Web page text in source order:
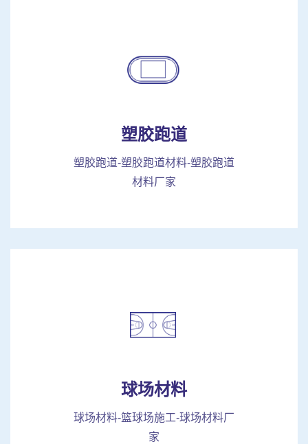
塑胶跑道
塑胶跑道-塑胶跑道材料-塑胶跑道
材料厂家
球场材料
球场材料-篮球场施工-球场材料厂
家